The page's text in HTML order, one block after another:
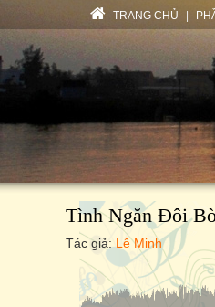
TRANG CHỦ
Tình Ngăn Đôi
Tác giả: Lê Minh